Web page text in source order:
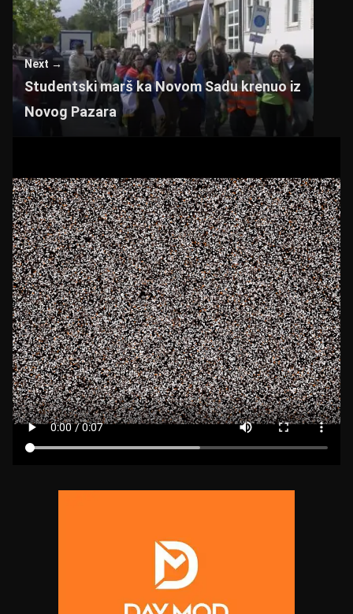
Next →
Studentski marš ka Novom Sadu krenuo iz
Novog Pazara